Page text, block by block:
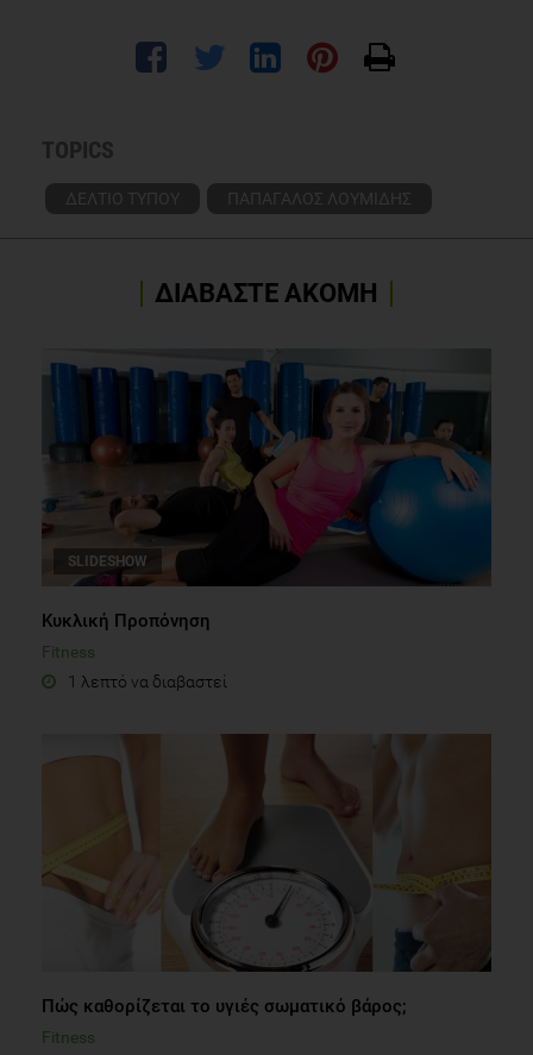
TOPICS
ΔΕΛΤΙΟ ΤΥΠΟΥ ΠΑΠΑΓΑΛΟΣ ΛΟΥΜΙΔΗΣ
ΔΙΑΒΑΣΤΕ ΑΚΟΜΗ
SLIDESHOW
Κυκλική Προπόνηση
Fitness
1 λεπτό να διαβαστεί
Πώς καθορίζεται το υγιές σωματικό βάρος;
Fitness